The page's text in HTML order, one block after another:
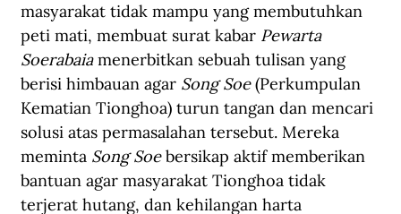
masyarakat tidak mampu yang membutuhkan
peti mati, membuat surat kabar Pewarta
Soerabaia menerbitkan sebuah tulisan yang
berisi himbauan agar Song Soe (Perkumpulan
Kematian Tionghoa) turun tangan dan mencari
solusi atas permasalahan tersebut. Mereka
meminta Song Soe bersikap aktif memberikan
bantuan agar masyarakat Tionghoa tidak
terjerat hutang, dan kehilangan harta